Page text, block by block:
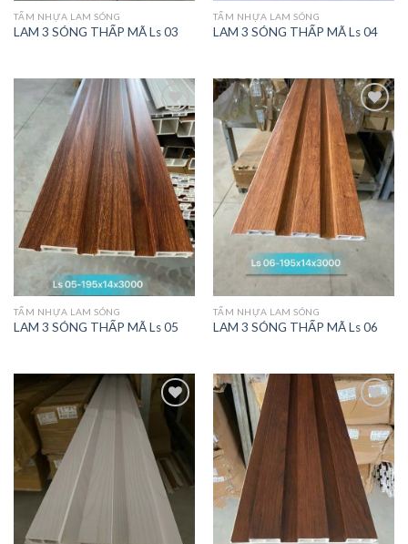
TẤM NHỰA LAM SÓNG
LAM 3 SÓNG THẤP MÃ Ls 03
TẤM NHỰA LAM SÓNG
LAM 3 SÓNG THẤP MÃ Ls 04
THÍCH
SẢN
PHẨM
NÀY
TẤM NHỰA LAM SÓNG
LAM 3 SÓNG THẤP MÃ Ls 05
THÍCH
SẢN
PHẨM
NÀY
TẤM NHỰA LAM SÓNG
LAM 3 SÓNG THẤP MÃ Ls 06
THÍCH
SẢN
PHẨM
THÍCH
SẢN
PHẨM